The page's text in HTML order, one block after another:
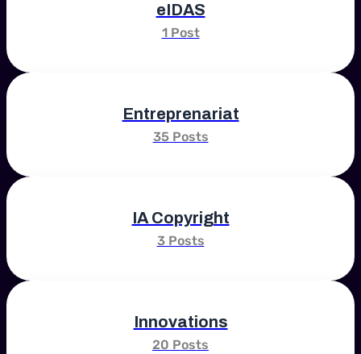
eIDAS
1 Post
Entreprenariat
35 Posts
IA Copyright
3 Posts
Innovations
20 Posts